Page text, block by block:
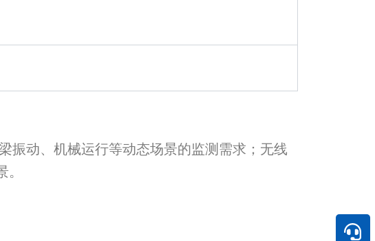
振动、机械运行等动态场景的监测需求；无线